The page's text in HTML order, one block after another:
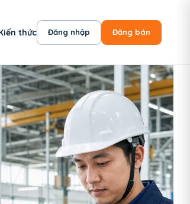
thức Đăng nhập Đăng bán